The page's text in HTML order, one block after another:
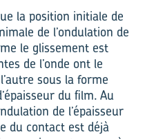
la position initiale de
de l’ondulation de
le glissement est
de l’onde ont le
sous la forme
du film. Au
de l’épaisseur
du contact est déjà